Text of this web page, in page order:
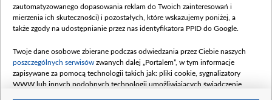
zautomatyzowanego dopasowania reklam do Twoich zainteresowań i
mierzenia ich skuteczności) i pozostałych, które wskazujemy poniżej, a
także zgody na udostępnianie przez nas identyfikatora PPID do Google.
Twoje dane osobowe zbierane podczas odwiedzania przez Ciebie naszych
poszczególnych serwisów zwanych dalej „Portalem”, w tym informacje
zapisywane za pomocą technologii takich jak: pliki cookie, sygnalizatory
WWW lub innych podobnych technologii umożliwiających świadczenie